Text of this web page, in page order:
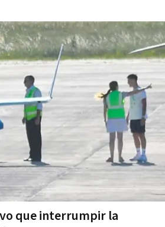
que interrumpir la